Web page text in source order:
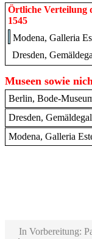
Örtliche Verteilung
1545
Modena, Galleria
Dresden,
Museen sowie
Berlin, Bode-
Dresden,
Modena, Galleria
In Vorbereitung: